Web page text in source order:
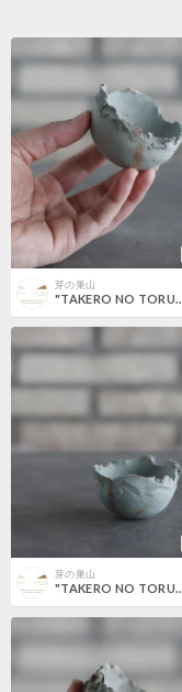
芽の巣山
"TAKERO NO TORUKO" /
芽の巣山
"TAKERO NO TORUKO" /